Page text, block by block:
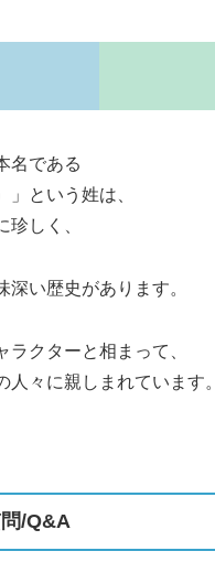
名である
」という姓は、
珍しく、
深い歴史があります。
ラクターと相まって、
人々に親しまれています。
/Q&A